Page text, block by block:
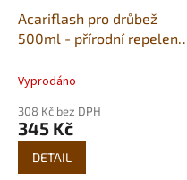
Acariflash pro drůbež
500ml - přírodní repelent
Vyprodáno
308 Kč bez DPH
345 Kč
DETAIL